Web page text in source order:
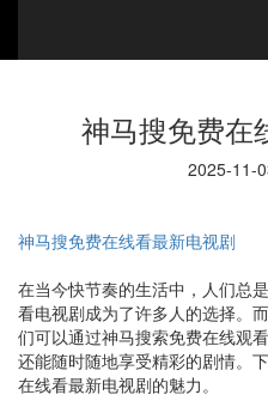
神马搜免费在
2025-11-
神马搜免费在线看最新电视剧
在当今快节奏的生活中，人们总
看电视剧成为了许多人的选择。
们可以通过神马搜索免费在线观
还能随时随地享受精彩的剧情。
在线看最新电视剧的魅力。